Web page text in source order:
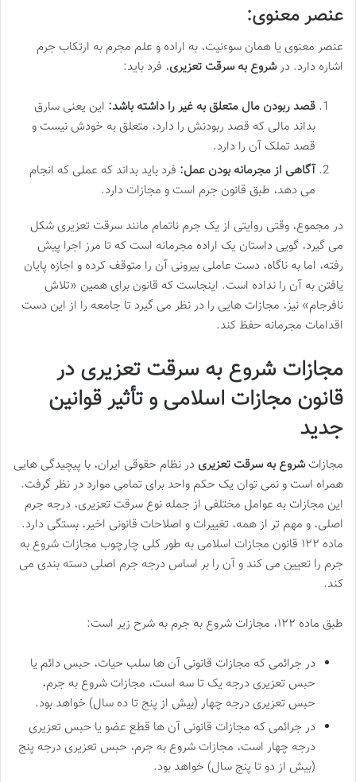
عنصر معنوی:
عنصر معنوی یا همان سوءنیت، به اراده و علم مجرم به ارتکاب جرم
اشاره دارد. درشروع به سرقت تعزیری، فرد باید:
قصد ربودن مال متعلق به غیر را داشته باشد: این یعنی سارق
بداند مالی که قصد ربودنش را دارد، متعلق به خودش نیست و
قصد تملک آن را دارد.
آگاهی از مجرمانه بودن عمل: فرد باید بداند که عملی که انجام
می دهد، طبق قانون جرم است و مجازات دارد.
در مجموع، وقتی روایتی از یک جرم ناتمام مانند سرقت تعزیری شکل
می گیرد، گویی داستان یک اراده مجرمانه است که تا مرز اجرا پیش
رفته، اما به ناگاه، دست عاملی بیرونی آن را متوقف کرده و اجازه پایان
یافتن به آن را نداده است. اینجاست که قانون برای همین «تلاش
نافرجام» نیز، مجازات هایی را در نظر می گیرد تا جامعه را از این دست
اقدامات مجرمانه حفظ کند.
مجازات شروع به سرقت تعزیری در
قانون مجازات اسلامی و تأثیر قوانین
جدید
مجازاتشروع به سرقت تعزیری در نظام حقوقی ایران، با پیچیدگی هایی
همراه است و نمی توان یک حکم واحد برای تمامی موارد در نظر گرفت.
این مجازات به عوامل مختلفی از جمله نوع سرقت تعزیری، درجه جرم
اصلی، و مهم تر از همه، تغییرات و اصلاحات قانونی اخیر، بستگی دارد.
ماده ۱۲۲ قانون مجازات اسلامی به طور کلی چارچوب مجازات شروع به
جرم را تعیین می کند و آن را بر اساس درجه جرم اصلی دسته بندی می
کند.
طبق ماده ۱۲۲، مجازات شروع به جرم به شرح زیر است:
در جرائمی که مجازات قانونی آن ها سلب حیات، حبس دائم یا
حبس تعزیری درجه یک تا سه است، مجازات شروع به جرم،
حبس تعزیری درجه چهار (بیش از پنج تا ده سال) خواهد بود.
در جرائمی که مجازات قانونی آن ها قطع عضو یا حبس تعزیری
درجه چهار است، مجازات شروع به جرم، حبس تعزیری درجه پنج
(بیش از دو تا پنج سال) خواهد بود.